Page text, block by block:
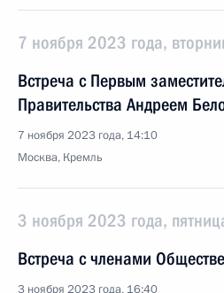
7 ноября 2023 года,
Встреча с Первым
Правительства Андреем
7 ноября 2023 года, 14:10
Москва, Кремль
3 ноября 2023 года,
Встреча с членами
3 ноября 2023 года, 16:40